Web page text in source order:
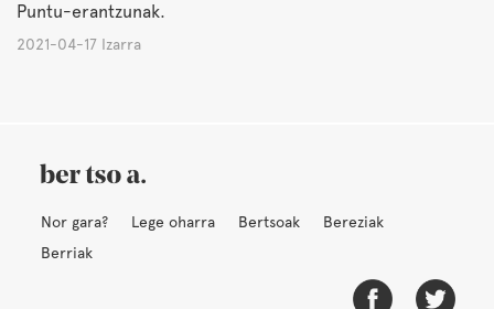
Puntu-erantzunak.
2021-04-17 Izarra
Nor gara? Lege oharra Bertsoak
Bereziak
Berriak